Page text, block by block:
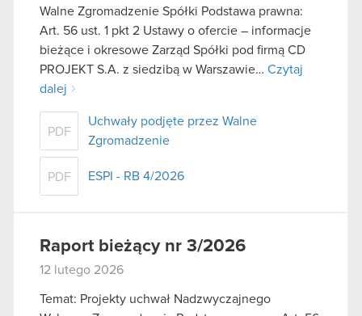
Walne Zgromadzenie Spółki Podstawa prawna:
Art. 56 ust. 1 pkt 2 Ustawy o ofercie – informacje
bieżące i okresowe Zarząd Spółki pod firmą CD
PROJEKT S.A. z siedzibą w Warszawie… Czytaj
dalej
PDF
Uchwały podjęte przez Walne
Zgromadzenie
PDF ESPI - RB 4/2026
Raport bieżący nr 3/2026
12 lutego 2026
Temat: Projekty uchwał Nadzwyczajnego